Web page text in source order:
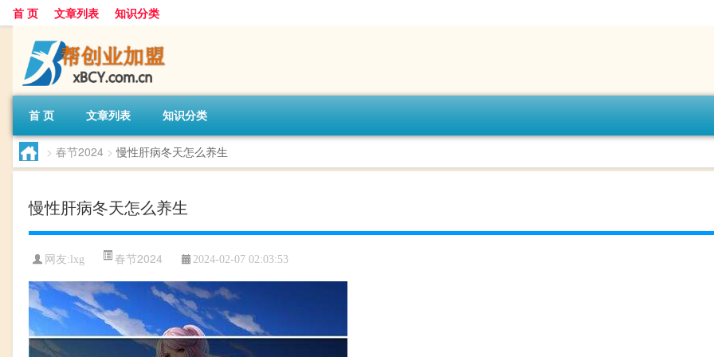
首 页 文章列表 知识分类
首 页 文章列表 知识分类
> 春节2024 > 慢性肝病冬天怎么养生
慢性肝病冬天怎么养生
网友: lxg 春节2024 2024-02-07 02:03:53